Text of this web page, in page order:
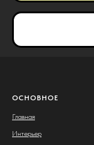
ОСНОВНОЕ
Главная
Интерьер